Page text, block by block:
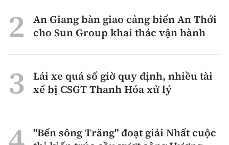
An Giang bàn giao cảng biển An Thới
cho Sun Group khai thác vận hành
Lái xe quá số giờ quy định, nhiều tài
xế bị CSGT Thanh Hóa xử lý
"Bến sông Trăng" đoạt giải Nhất cuộc